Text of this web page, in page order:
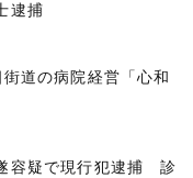
逮捕
道の病院経営「心和
容疑で現行犯逮捕 診